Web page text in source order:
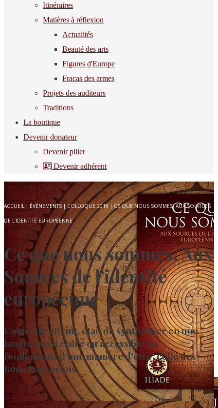
Itinéraires
Matières à réflexion
Actualités
Beauté des arts
Figures d'Europe
Fracas des armes
Projets des auditeurs
Traditions
La boutique
Devenir donateur
Devenir pilier
Devenir adhérent
ACCUEIL | ÉVÉNEMENTS | COLLOQUE 2018| CE QUE NOUS SOMMES. AUX SOURCES
DE L’IDENTITÉ EUROPÉENNE
Ce que nous sommes. Aux
Sources de l’identité
européenne
L’objectif, atteint, était de synthétiser en une
langue aussi claire qu’accessible les
fondements d’une manière d’être, celle des
Bons Européens.